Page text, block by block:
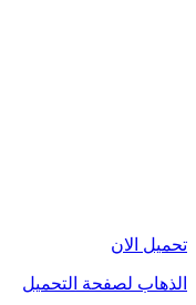
تحميل الان
الذهاب لصفحة التحميل